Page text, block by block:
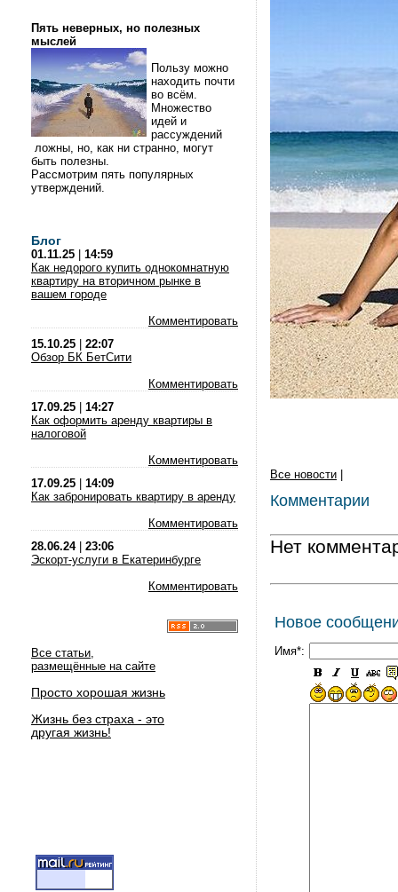
Пять неверных, но полезных
мыслей
Пользу можно
находить почти
во всём.
Множество
идей и
рассуждений
ложны, но, как ни странно, могут
быть полезны.
Рассмотрим пять популярных
утверждений.
Блог
01.11.25
14:59
Как недорого купить однокомнатную
квартиру на вторичном рынке в
вашем городе
Комментировать
15.10.25
22:07
Обзор БК БетСити
Комментировать
17.09.25
14:27
Как оформить аренду квартиры в
налоговой
Комментировать
17.09.25
14:09
Как забронировать квартиру в аренду
Комментировать
28.06.24| 23:06
Эскорт-услуги в Екатеринбурге
Комментировать
Все статьи,
размещённые на сайте
Просто хорошая жизнь
Жизнь без страха - это
другая жизнь!
Все новости
Комментарии
Нет
Новое
Имя*: